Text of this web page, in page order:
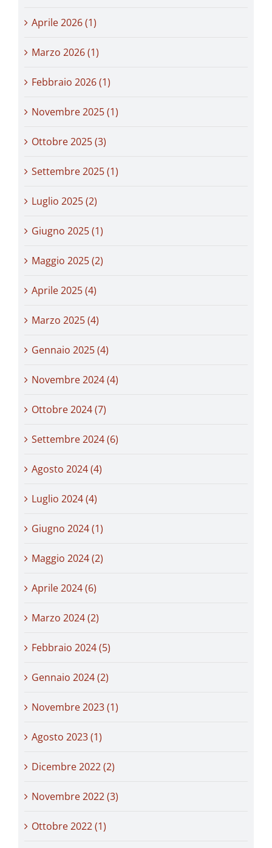
Aprile 2026 (1)
Marzo 2026 (1)
Febbraio 2026 (1)
Novembre 2025 (1)
Ottobre 2025 (3)
Settembre 2025 (1)
Luglio 2025 (2)
Giugno 2025 (1)
Maggio 2025 (2)
Aprile 2025 (4)
Marzo 2025 (4)
Gennaio 2025 (4)
Novembre 2024 (4)
Ottobre 2024 (7)
Settembre 2024 (6)
Agosto 2024 (4)
Luglio 2024 (4)
Giugno 2024 (1)
Maggio 2024 (2)
Aprile 2024 (6)
Marzo 2024 (2)
Febbraio 2024 (5)
Gennaio 2024 (2)
Novembre 2023 (1)
Agosto 2023 (1)
Dicembre 2022 (2)
Novembre 2022 (3)
Ottobre 2022 (1)